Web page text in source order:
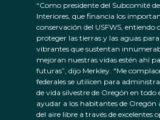
“Como presidente del Subcomité
Interiores, que financia los
conservación del USFWS, entiendo
proteger las tierras y las aguas
vibrantes que sustentan
mejoran nuestras vidas estén ahí
futuras”, dijo Merkley. "Me
federales se utilicen para
de vida silvestre de Oregón en todo
ayudar a los habitantes de Oregón
del aire libre a través de excelentes